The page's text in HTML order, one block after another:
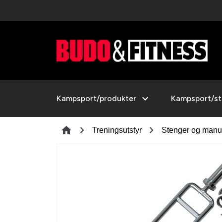
Kampsport/produkter expand_more Kampsport/
home chevron_right Treningsutstyr chevron_right Stenger og